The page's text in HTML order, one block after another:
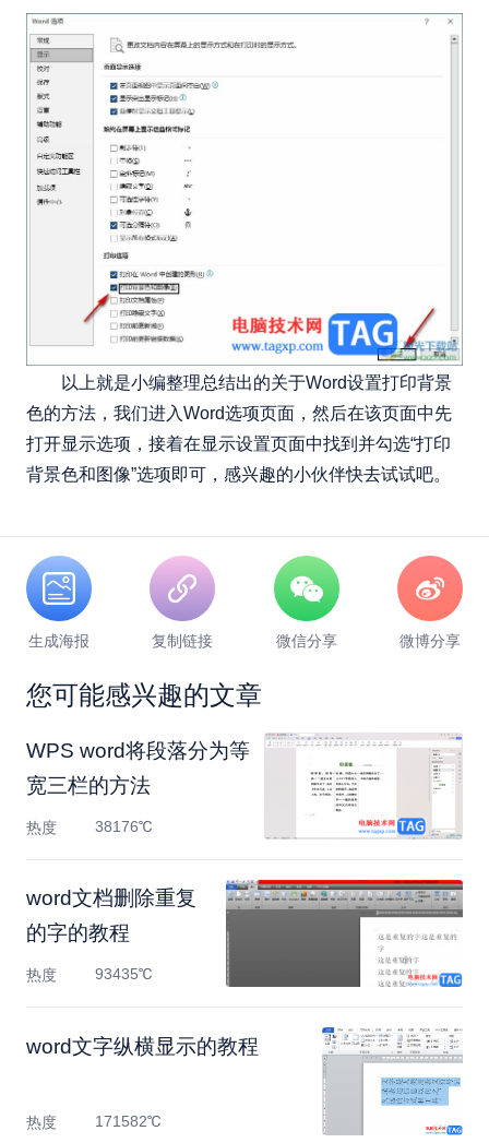
以上就是小编整理总结出的关于Word设置打印背景
色的方法，我们进入Word选项页面，然后在该页面中先
打开显示选项，接着在显示设置页面中找到并勾选“打印
背景色和图像”选项即可，感兴趣的小伙伴快去试试吧。
生成海报 复制链接 微信分享 微博分享
您可能感兴趣的文章
WPS word将段落分为等
宽三栏的方法
热度 38176℃
word文档删除重复
的字的教程
热度 93435℃
​word文字纵横显示的教程
热度 171582℃